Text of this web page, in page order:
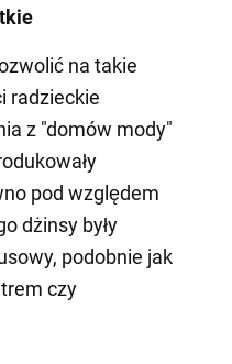
na takie
radzieckie
z "domów mody"
pod względem
dżinsy były
podobnie jak
czy